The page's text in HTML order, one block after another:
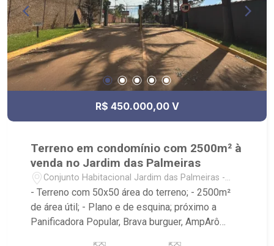
R$ 450.000,00 V
Terreno em condomínio com 2500m² à
venda no Jardim das Palmeiras
Conjunto Habitacional Jardim das Palmeiras -
Ribeirão Preto/SP
- Terreno com 50x50 área do terreno; - 2500m²
de área útil; - Plano e de esquina; próximo a
Panificadora Popular, Brava burguer, AmpArô